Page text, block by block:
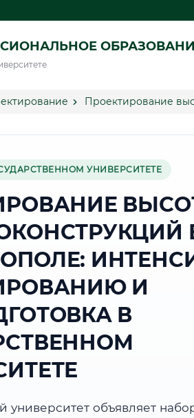
Проектирование
УНИВЕРСИТЕТЕ
И
В
университет объявляет